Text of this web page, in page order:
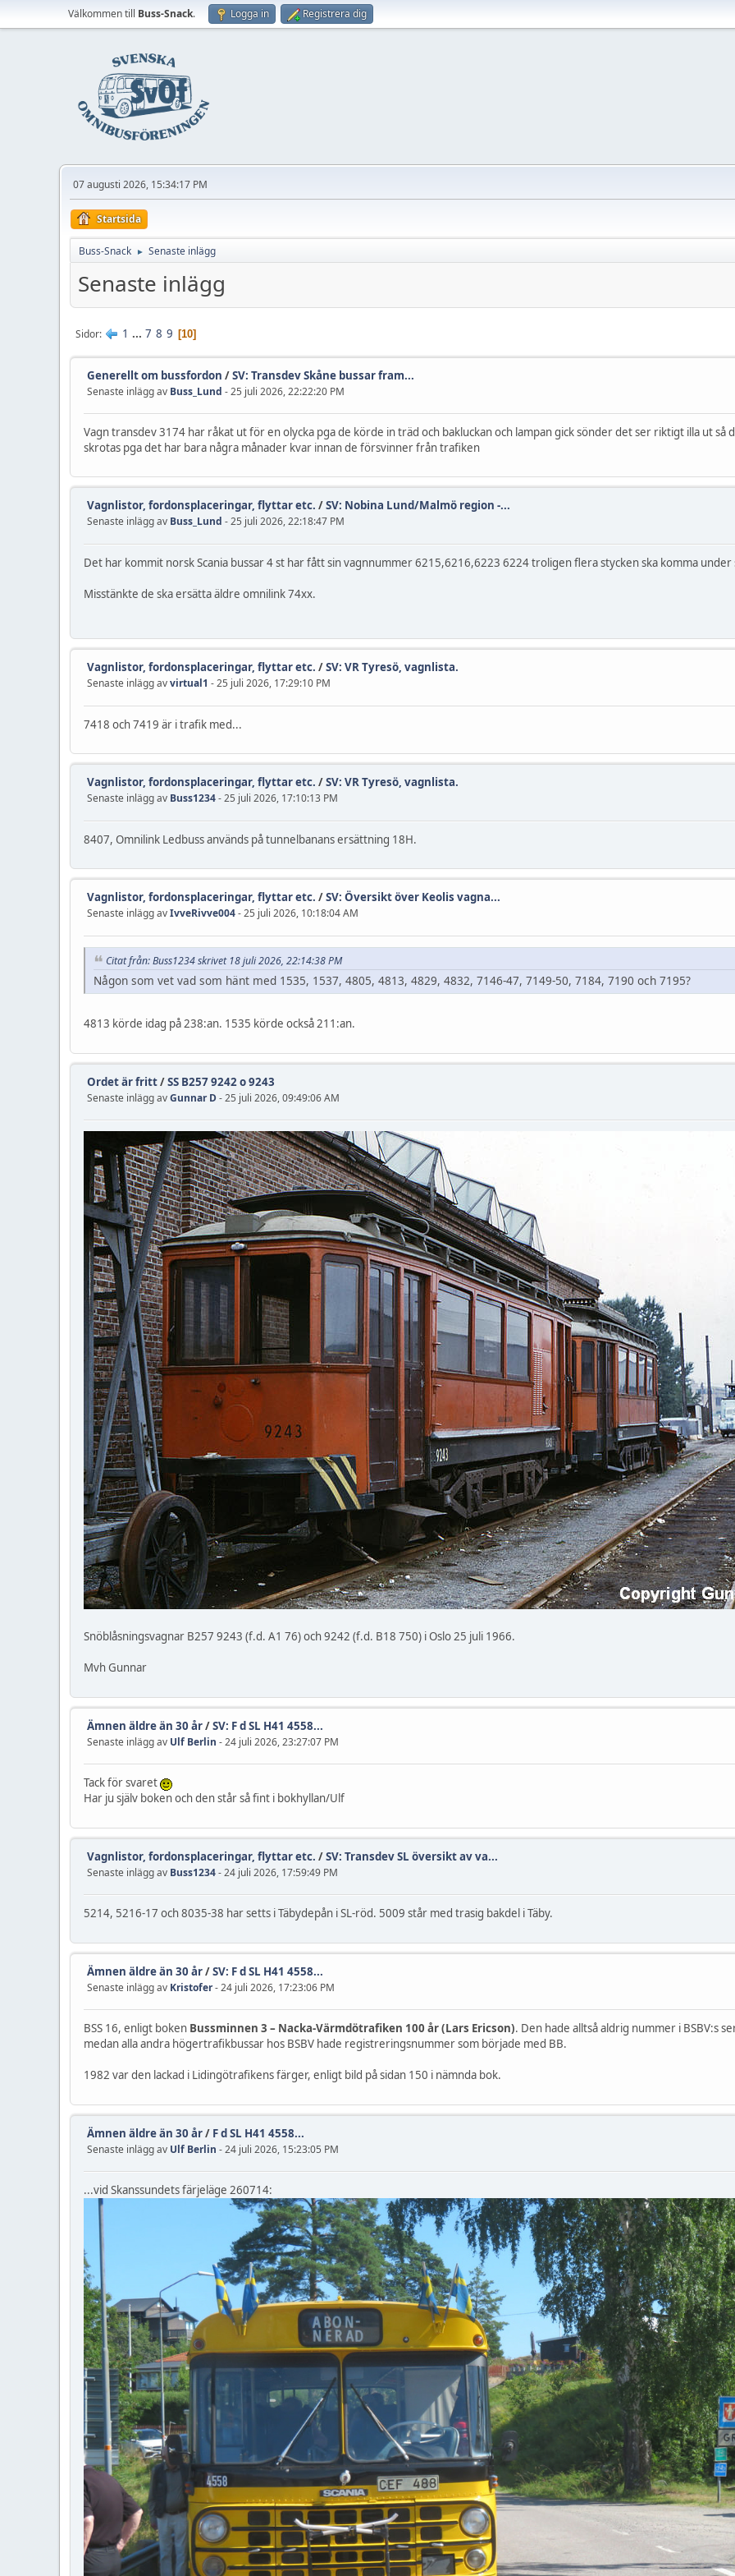
Välkommen till Buss-Snack. Logga in Registrera dig
07 augusti 2026, 15:34:17 PM
Startsida
Buss-Snack ► Senaste inlägg
Senaste inlägg
Sidor 1 ... 7 8 9 10
Generellt om bussfordon /SV: Transdev Skåne bussar fram...
Senaste inlägg av Buss_Lund - 25 juli 2026, 22:22:20 PM
Vagn transdev 3174 har råkat ut för en olycka pga de körde in träd och bakluckan och lampan gick sönder det ser riktigt illa ut
skrotas pga det har bara några månader kvar innan de försvinner från trafiken
Vagnlistor, fordonsplaceringar, flyttar etc. /SV: Nobina Lund/Malmö region -...
Senaste inlägg av Buss_Lund - 25 juli 2026, 22:18:47 PM
Det har kommit norsk Scania bussar 4 st har fått sin vagnnummer 6215,6216,6223 6224 troligen flera stycken ska komma
Misstänkte de ska ersätta äldre omnilink 74xx.
Vagnlistor, fordonsplaceringar, flyttar etc. /SV: VR Tyresö, vagnlista.
Senaste inlägg avvirtual1 - 25 juli 2026, 17:29:10 PM
7418 och 7419 är i trafik med...
Vagnlistor, fordonsplaceringar, flyttar etc. /SV: VR Tyresö, vagnlista.
Senaste inlägg av Buss1234- 25 juli 2026, 17:10:13 PM
8407, Omnilink Ledbuss används på tunnelbanans ersättning 18H.
Vagnlistor, fordonsplaceringar, flyttar etc. /SV: Översikt över Keolis vagna...
Senaste inlägg avIvveRivve004- 25 juli 2026, 10:18:04 AM
Citat från: Buss1234 skrivet 18 juli 2026, 22:14:38 PM
Någon som vet vad som hänt med 1535, 1537, 4805, 4813, 4829, 4832, 7146-47, 7149-50, 7184, 7190 och 7195?
4813 körde idag på 238:an. 1535 körde också 211:an.
Ordet är fritt/SS B257 9242 o 9243
Senaste inlägg avGunnar D- 25 juli 2026, 09:49:06 AM
Snöblåsningsvagnar B257 9243 (f.d. A1 76) och 9242 (f.d. B18 750) i Oslo 25 juli 1966.
Mvh Gunnar
Ämnen äldre än 30 år/SV: F d SL H41 4558...
Senaste inlägg av Ulf Berlin - 24 juli 2026, 23:27:07 PM
Tack för svaret
Har ju själv boken och den står så fint i bokhyllan/Ulf
Vagnlistor, fordonsplaceringar, flyttar etc. /SV: Transdev SL översikt av va...
Senaste inlägg av Buss1234- 24 juli 2026, 17:59:49 PM
5214, 5216-17 och 8035-38 har setts i Täbydepån i SL-röd. 5009 står med trasig bakdel i Täby.
Ämnen äldre än 30 år/SV: F d SL H41 4558...
Senaste inlägg av Kristofer- 24 juli 2026, 17:23:06 PM
BSS 16, enligt boken Bussminnen 3 – Nacka-Värmdötrafiken 100 år (Lars Ericson). Den hade alltså aldrig nummer i BSBV:s
medan alla andra högertrafikbussar hos BSBV hade registreringsnummer som började med BB.
1982 var den lackad i Lidingötrafikens färger, enligt bild på sidan 150 i nämnda bok.
Ämnen äldre än 30 år/ F d SL H41 4558...
Senaste inlägg av Ulf Berlin - 24 juli 2026, 15:23:05 PM
...vid Skanssundets färjeläge 260714: